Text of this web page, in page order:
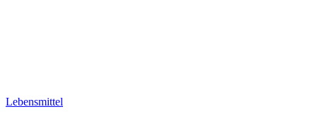
Lebensmittel